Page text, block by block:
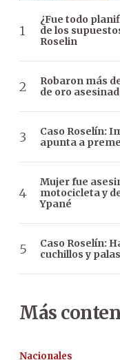
¿Fue todo
de los
Roselin
Robaron más
de oro
Caso Roselín:
apunta a
Mujer fue
motocicleta y
Ypané
Caso Roselín:
cuchillos y palas
Más
Nacionales